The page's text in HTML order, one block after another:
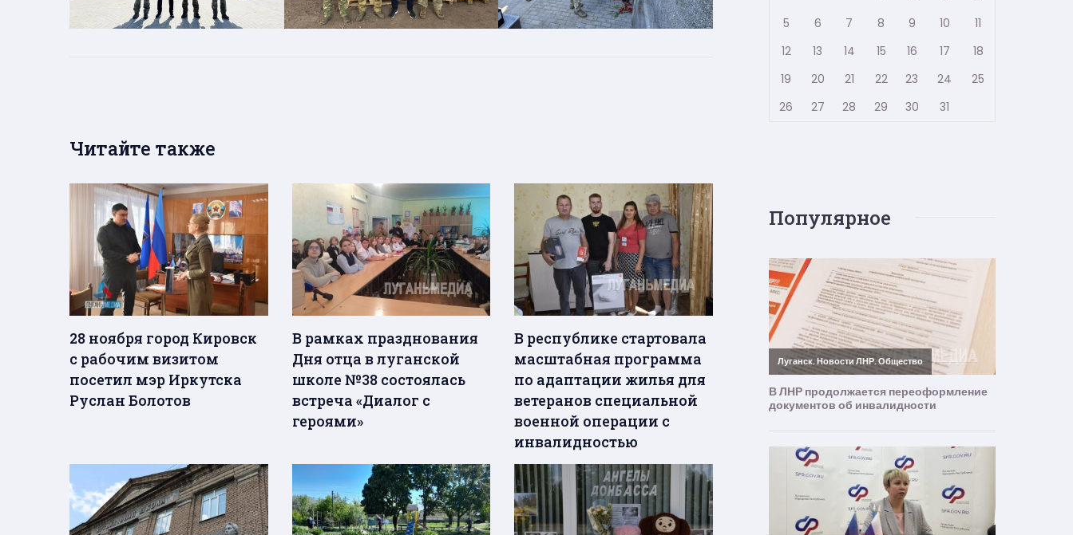
Читайте также
28 ноября город Кировск
с рабочим визитом
посетил мэр Иркутска
Руслан Болотов
В рамках празднования
Дня отца в луганской
школе №38 состоялась
встреча «Диалог с
героями»
В республике стартовала
масштабная программа
по адаптации жилья для
ветеранов специальной
военной операции с
инвалидностью
5
6 7 8 9 10
11
12
13 14 15 16 17
18
19
20 21 22 23 24
25
26
27 28 29 30 31
Популярное